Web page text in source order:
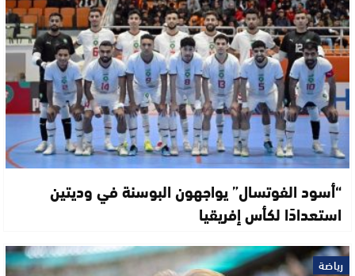
“أسود الفوتسال” يواجهون البوسنة في وديتين
استعدادًا لكأس إفريقيا
رياضة